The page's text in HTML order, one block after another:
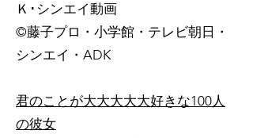
Ｋ･シンエイ動画
©藤子プロ・小学館・テレビ朝日・
シンエイ・ADK
君のことが大大大大大好きな100人
の彼女